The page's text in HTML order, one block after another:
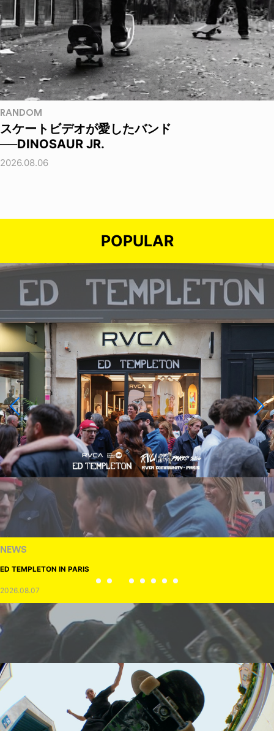
RANDOM
スケートビデオが愛したバンド
──DINOSAUR JR.
2026.08.06
POPULAR
NEWS
ED TEMPLETON IN PARIS
2026.08.07